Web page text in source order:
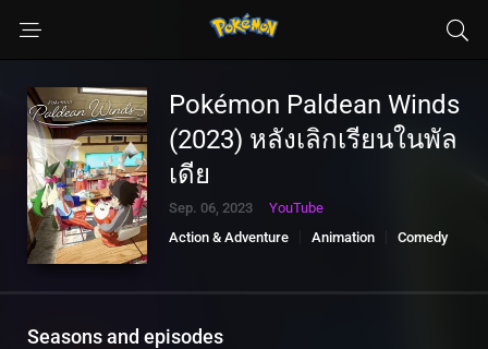
Pokémon Paldean Winds
(2023) หลังเลิกเรียนในพัล
เดีย
Sep. 06, 2023
YouTube
Action & Adventure
Animation Comedy
Seasons and episodes